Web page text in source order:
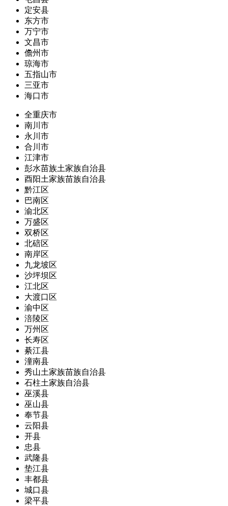
定安县
东方市
万宁市
文昌市
儋州市
琼海市
五指山市
三亚市
海口市
全重庆市
南川市
永川市
合川市
江津市
彭水苗族土家族自治县
酉阳土家族苗族自治县
黔江区
巴南区
渝北区
万盛区
双桥区
北碚区
南岸区
九龙坡区
沙坪坝区
江北区
大渡口区
渝中区
涪陵区
万州区
长寿区
綦江县
潼南县
秀山土家族苗族自治县
石柱土家族自治县
巫溪县
巫山县
奉节县
云阳县
开县
忠县
武隆县
垫江县
丰都县
城口县
梁平县